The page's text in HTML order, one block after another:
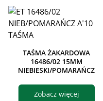
TAŚMA ŻAKARDOWA
16486/02 15MM
NIEBIESKI/POMARAŃCZ
Zobacz więcej